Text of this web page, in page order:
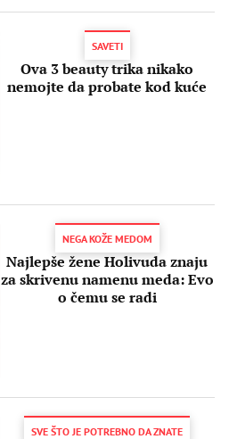
SAVETI
Ova 3 beauty trika nikako
nemojte da probate kod kuće
NEGA KOŽE MEDOM
Najlepše žene Holivuda znaju
za skrivenu namenu meda: Evo
o čemu se radi
SVE ŠTO JE POTREBNO DA ZNATE